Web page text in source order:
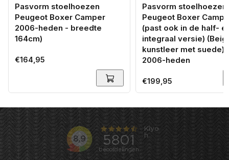
Pasvorm stoelhoezen
Peugeot Boxer Camper
2006-heden - breedte
164cm)
Normale
€164,95
Pasvorm stoelhoezen
Peugeot Boxer
(past ook in de half-
integraal versie)
kunstleer met suede)
2006-heden
Normale
prijs
€199,95